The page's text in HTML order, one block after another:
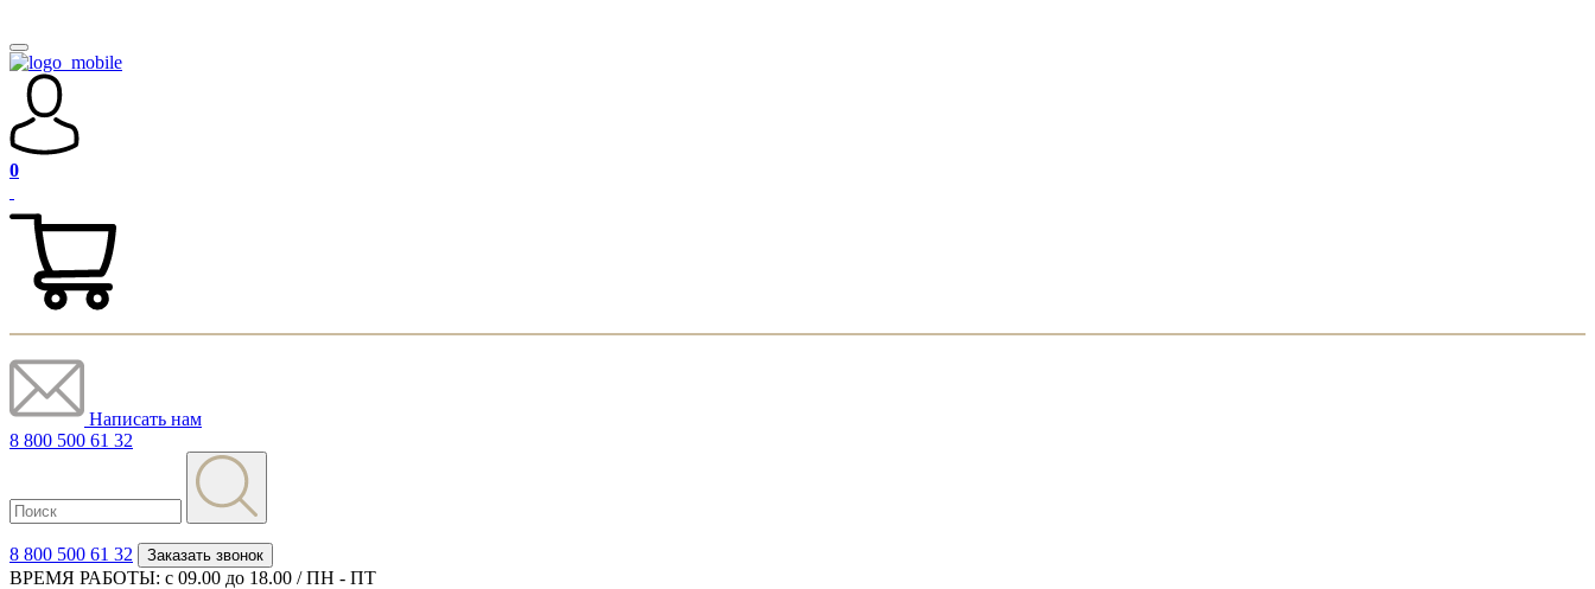
0
Написать нам
8 800 500 61 32
8 800 500 61 32 Заказать звонок
ВРЕМЯ РАБОТЫ: с 09.00 до 18.00 / ПН - ПТ